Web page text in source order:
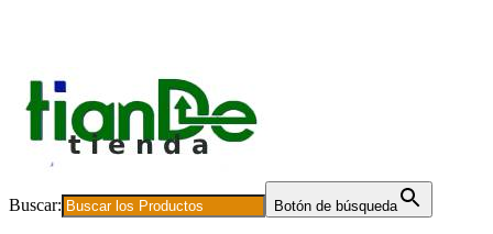
Buscar: Botón de búsqueda